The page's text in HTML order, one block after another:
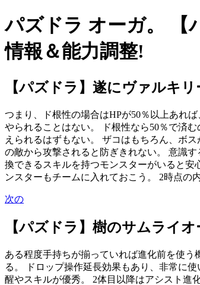
パズドラ オーガ。 【
情報＆能力調整!
【パズドラ】遂にヴァルキ
つまり、ド根性の場合はHPが50％以上あれ
やられることはない。 ド根性なら50％で済
えられるはずもない。 ザコはもちろん、ボ
の敵から攻撃されると防ぎきれない。 意識
換できるスキルを持つモンスターがいると
ンスターもチームに入れておこう。 2時点の
次の
【パズドラ】樹のサムライ
ある程度手持ちが揃っていれば進化前を使
る。 ドロップ操作延長効果もあり、非常に
醒やスキルが優秀。 2体目以降はアシスト進